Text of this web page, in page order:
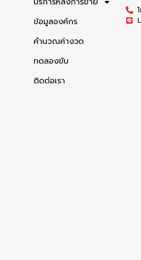
ข้อมูลองค์กร
คำนวณค่างวด
ทดลองขับ
ติดต่อเรา